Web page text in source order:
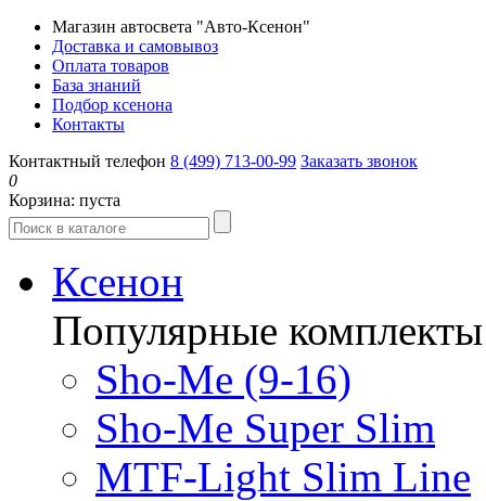
Магазин автосвета "Авто-Ксенон"
Доставка и самовывоз
Оплата товаров
База знаний
Подбор ксенона
Контакты
Контактный телефон 8 (499) 713-00-99 Заказать звонок
0
Корзина: пуста
Ксенон
Популярные комплекты
Sho-Me (9-16)
Sho-Me Super Slim
MTF-Light Slim Line